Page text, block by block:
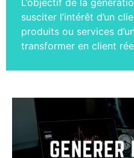
susciter l’intérêt d’un
produits ou services
transformer en client